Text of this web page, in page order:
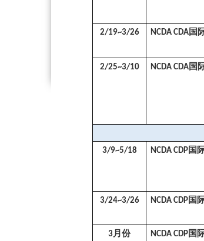
2/19~3/26 NCDA CDA 国
2/25~3/10 NCDA CDA 国
3/9~5/18 NCDA CDP 国
3/24~3/26 NCDA CDP 国
3 月份 NCDA CDP 国